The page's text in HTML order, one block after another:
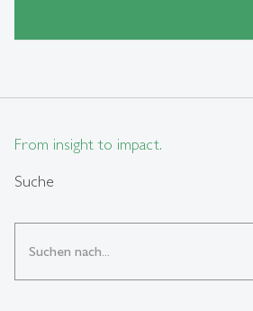
From insight to impact.
Suche